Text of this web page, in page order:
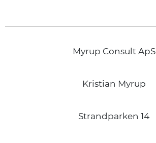
Myrup Consult ApS
Kristian Myrup
Strandparken 14